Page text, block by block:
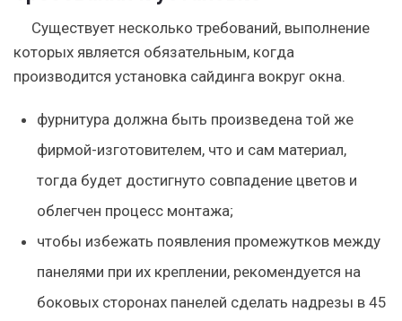
Существует несколько требований, выполнение
которых является обязательным, когда
производится установка сайдинга вокруг окна.
фурнитура должна быть произведена той же
фирмой-изготовителем, что и сам материал,
тогда будет достигнуто совпадение цветов и
облегчен процесс монтажа;
чтобы избежать появления промежутков между
панелями при их креплении, рекомендуется на
боковых сторонах панелей сделать надрезы в 45